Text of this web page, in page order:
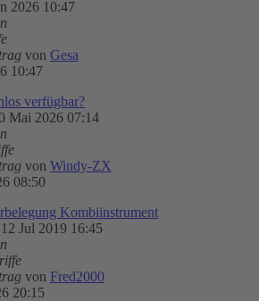
2026 10:47
von Gesa
10:47
verfügbar?
Mai 2026 07:14
von Windy-ZX
08:50
Kombiinstrument
12 Jul 2019 16:45
von Fred2000
20:15